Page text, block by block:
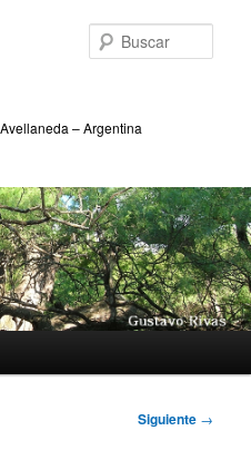
– Argentina
Siguiente →